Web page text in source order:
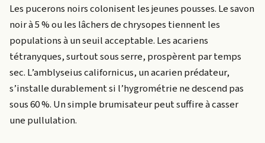
Les pucerons noirs colonisent les jeunes pousses. Le savon
noir à 5 % ou les lâchers de chrysopes tiennent les
populations à un seuil acceptable. Les acariens
tétranyques, surtout sous serre, prospèrent par temps
sec. L’amblyseius californicus, un acarien prédateur,
s’installe durablement si l’hygrométrie ne descend pas
sous 60 %. Un simple brumisateur peut suffire à casser
une pullulation.